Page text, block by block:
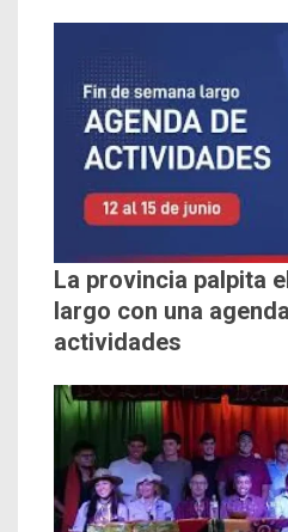
La provincia palpita
largo con una
actividades